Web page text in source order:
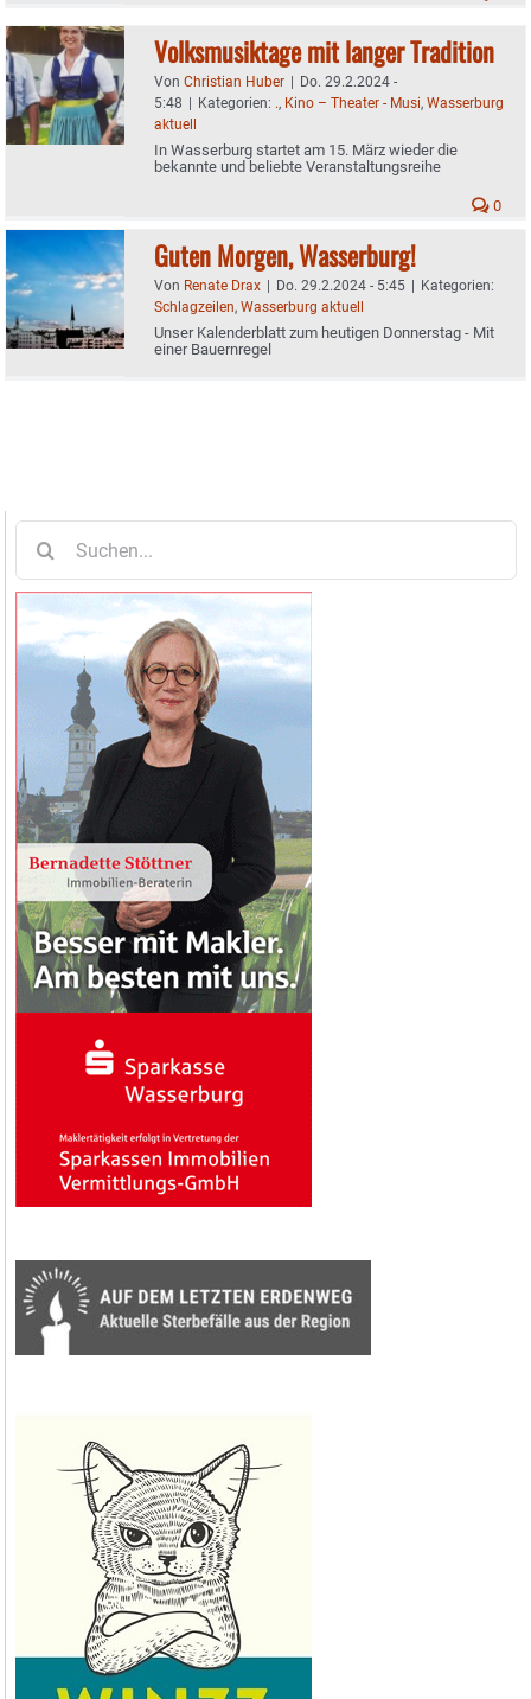
Volksmusiktage mit langer Tradition
Von Christian Huber | Do. 29.2.2024 -
5:48 | Kategorien: ., Kino – Theater - Musi, Wasserburg
aktuell
In Wasserburg startet am 15. März wieder die
bekannte und beliebte Veranstaltungsreihe
0
Guten Morgen, Wasserburg!
Von Renate Drax | Do. 29.2.2024 - 5:45 | Kategorien:
Schlagzeilen, Wasserburg aktuell
Unser Kalenderblatt zum heutigen Donnerstag - Mit
einer Bauernregel
nach: